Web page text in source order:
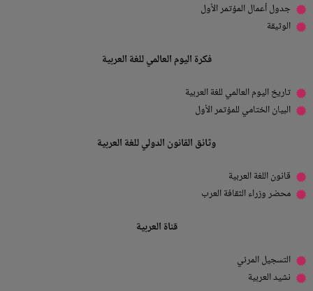
جدول أعمال المؤتمر الأول
الوثيقة
فكرة اليوم العالمي للغة العربية
تاريخ اليوم العالمي للغة العربية
البيان الختامي للمؤتمر الأول
وثائق القانون الدولي للغة العربية
قانون اللغة العربية
محضر وزراء الثقافة العرب
قناة العربية
التسجيل المرئي
نشيد العربية